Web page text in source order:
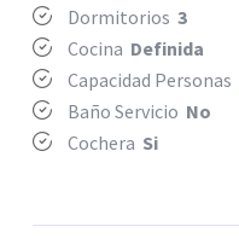
Dormitorios 3
Cocina Definida
Capacidad Personas
Baño Servicio No
Cochera Si